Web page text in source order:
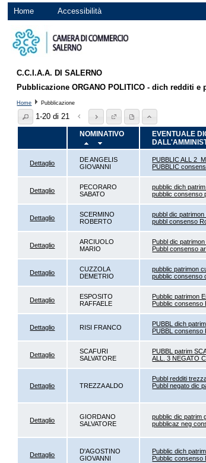
Home Accessibilità
C.C.I.A.A. DI SALERNO
Pubblicazione ORGANO POLITICO - dich redditi e
Home Pubblicazione
1-20 di 21
NOMINATIVO
EVENTUALE
Dettaglio
DE ANGELIS
GIOVANNI
PUBBLIC ALL
PUBBLIC
Dettaglio
PECORARO
SABATO
pubblic dich
pubblic consenso
Dettaglio
SCERMINO
ROBERTO
pubbl dic
pubbl consenso
Dettaglio
ARCIUOLO
MARIO
Pubbl dic
Pubbl consenso
Dettaglio
CUZZOLA
DEMETRIO
pubblic patrimon
pubblic consenso
Dettaglio
ESPOSITO
RAFFAELE
Pubblic patrimon
Pubblic consenso
Dettaglio RISI FRANCO
PUBBL dich
PUBBL consenso
Dettaglio
SCAFURI
SALVATORE
PUBBL patrim
ALL. 3 NEGATO
Dettaglio TREZZA ALDO
Pubbl redditi
Pubbl negato dic
Dettaglio
GIORDANO
SALVATORE
pubblic dic patrim
pubblicaz neg
Dettaglio
D'AGOSTINO
GIOVANNI
Pubblic dich
Pubblic consenso